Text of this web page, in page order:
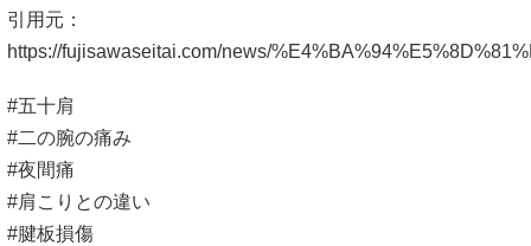
引用元：
https://fujisawaseitai.com/news/
#五十肩
#二の腕の痛み
#夜間痛
#肩こりとの違い
#腱板損傷